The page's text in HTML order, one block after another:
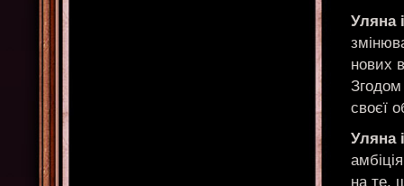
Уляна
нових
своєї
Уляна
на те,